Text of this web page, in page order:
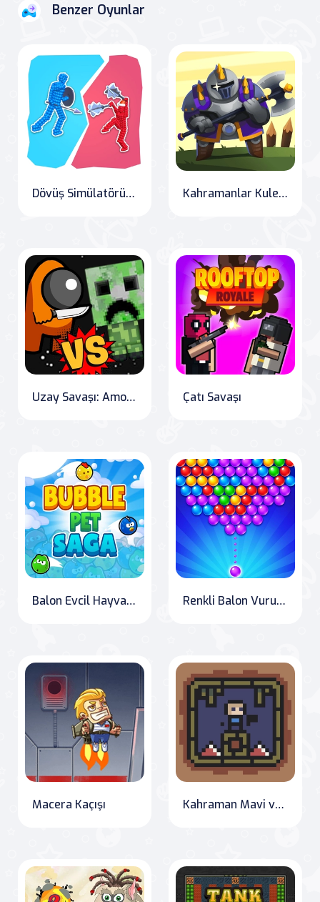
Benzer Oyunlar
Dövüş Simülatörü 3D Kahramanlar Kuleleri
Uzay Savaşı: Among'un Karşı Cıvıl Cıvıllarla Mücadelesi Çatı Savaşı
Balon Evcil Hayvan Macerası Renkli Balon Vurucu
Macera Kaçışı Kahraman Mavi vs Kızıl Ordusu